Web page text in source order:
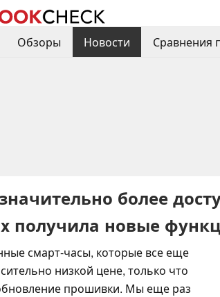
Обзоры Новости Сравнения
более
получила новые
смарт-часы, которые все еще
низкой цене, только что
прошивки. Мы еще раз